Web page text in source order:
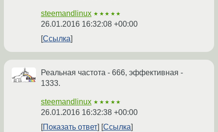
steemandlinux ★★★★★
26.01.2016 16:32:08 +00:00
Ссылка
Реальная частота - 666, эффективная -
1333.
steemandlinux ★★★★★
26.01.2016 16:32:38 +00:00
Показать ответ
Ссылка